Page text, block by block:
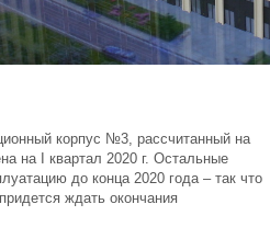
корпус №3, рассчитанный на
на I квартал 2020 г. Остальные
до конца 2020 года – так что
ждать окончания